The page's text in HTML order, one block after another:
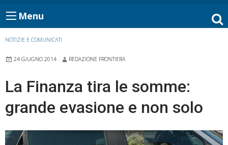
Menu
NOTIZIE E COMUNICATI
24 GIUGNO 2014 REDAZIONE FRONTIERA
La Finanza tira le somme:
grande evasione e non solo